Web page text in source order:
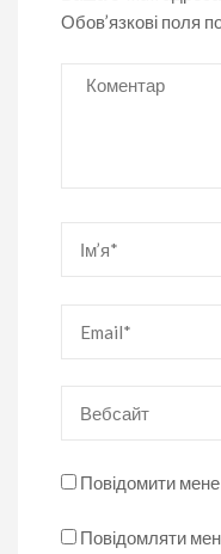
Обов’язкові поля
Коментар
Повідомити мене
Повідомляти